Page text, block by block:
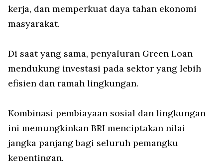
kerja, dan memperkuat daya tahan ekonomi
masyarakat.
Di saat yang sama, penyaluran Green Loan
mendukung investasi pada sektor yang lebih
efisien dan ramah lingkungan.
Kombinasi pembiayaan sosial dan lingkungan
ini memungkinkan BRI menciptakan nilai
jangka panjang bagi seluruh pemangku
kepentingan.